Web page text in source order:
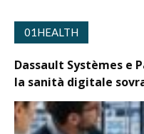
01HEALTH
Dassault Systèmes e
la sanità digitale